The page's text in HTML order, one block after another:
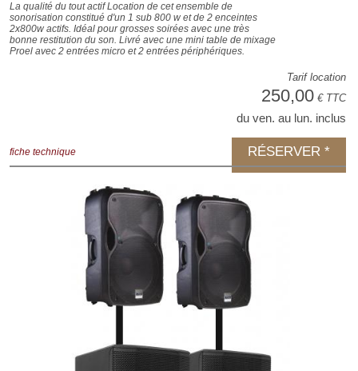
La qualité du tout actif Location de cet ensemble de
sonorisation constitué d'un 1 sub 800 w et de 2 enceintes
2x800w actifs. Idéal pour grosses soirées avec une très
bonne restitution du son. Livré avec une mini table de mixage
Proel avec 2 entrées micro et 2 entrées périphériques.
Tarif location
250,00 € TTC
du ven. au lun. inclus
fiche technique RÉSERVER *